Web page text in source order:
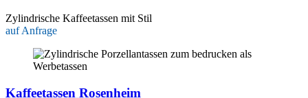
Zylindrische Kaffeetassen mit Stil
auf Anfrage
Kaffeetassen Rosenheim